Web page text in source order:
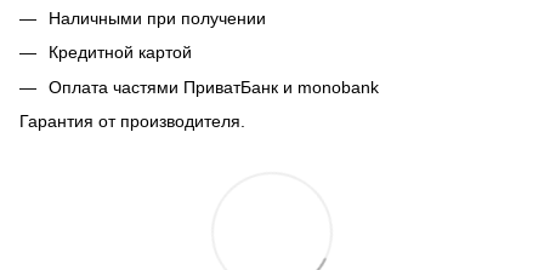
Наличными при получении
Кредитной картой
Оплата частями ПриватБанк и monobank
Гарантия от производителя.